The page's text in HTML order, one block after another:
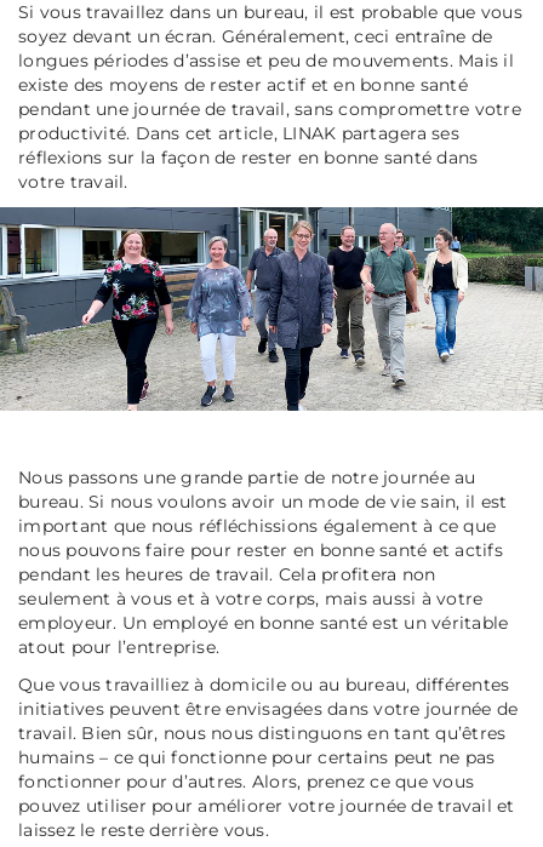
Si vous travaillez dans un bureau, il est probable que vous
soyez devant un écran. Généralement, ceci entraîne de
longues périodes d’assise et peu de mouvements. Mais il
existe des moyens de rester actif et en bonne santé
pendant une journée de travail, sans compromettre votre
productivité. Dans cet article, LINAK partagera ses
réflexions sur la façon de rester en bonne santé dans
votre travail.
Nous passons une grande partie de notre journée au
bureau. Si nous voulons avoir un mode de vie sain, il est
important que nous réfléchissions également à ce que
nous pouvons faire pour rester en bonne santé et actifs
pendant les heures de travail. Cela profitera non
seulement à vous et à votre corps, mais aussi à votre
employeur. Un employé en bonne santé est un véritable
atout pour l’entreprise.
Que vous travailliez à domicile ou au bureau, différentes
initiatives peuvent être envisagées dans votre journée de
travail. Bien sûr, nous nous distinguons en tant qu’êtres
humains – ce qui fonctionne pour certains peut ne pas
fonctionner pour d’autres. Alors, prenez ce que vous
pouvez utiliser pour améliorer votre journée de travail et
laissez le reste derrière vous.